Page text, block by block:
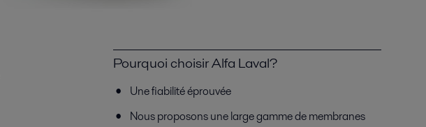
Pourquoi choisir Alfa Laval?
Une fiabilité éprouvée
Nous proposons une large gamme de membranes